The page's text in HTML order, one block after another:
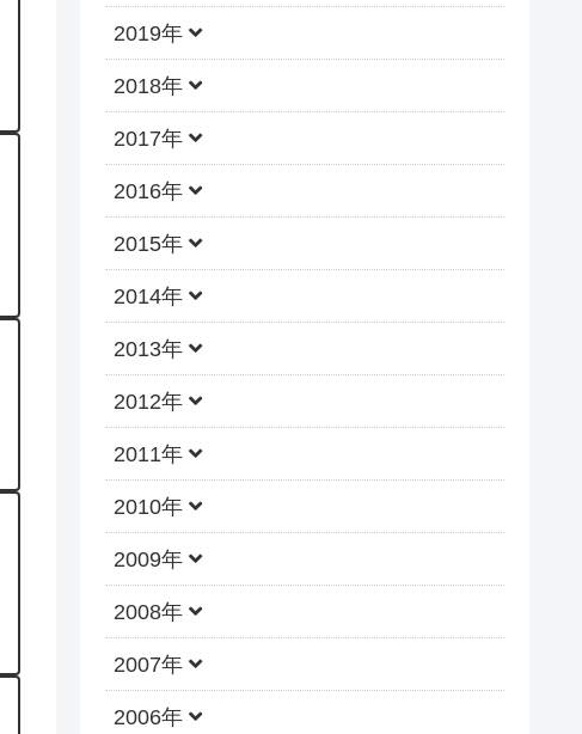
2019年
2018年
2017年
2016年
2015年
2014年
2013年
2012年
2011年
2010年
2009年
2008年
2007年
2006年